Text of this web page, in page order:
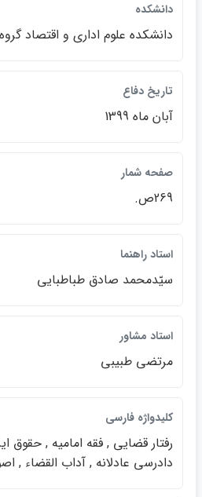
دانشكده
دانشكده علوم اداري و اقتصاد
تاريخ دفاع
آبان ماه 1399
صفحه شمار
269ص.
استاد راهنما
سيّدمحمد صادق طباطبايي
استاد مشاور
مرتضي طبيبي
كليدواژه فارسي
رفتار قضايي , فقه اماميه , حقوق
دادرسي عادلانه , آداب القضاء ,